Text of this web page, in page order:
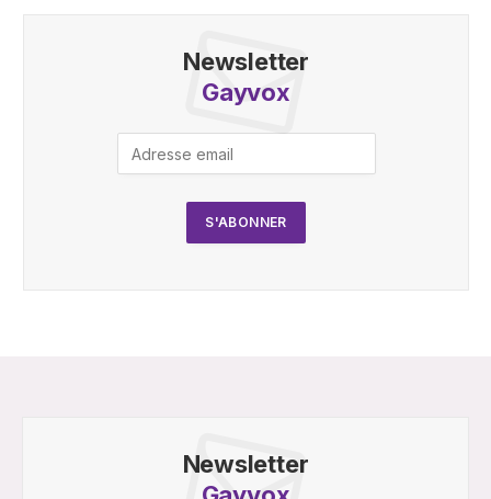
Newsletter
Gayvox
Newsletter